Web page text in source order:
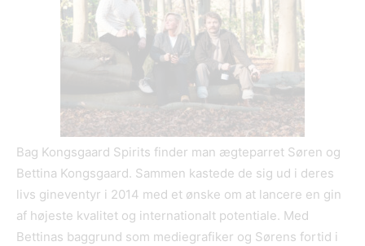
Bag Kongsgaard Spirits finder man ægteparret Søren og
Bettina Kongsgaard. Sammen kastede de sig ud i deres
livs gineventyr i 2014 med et ønske om at lancere en gin
af højeste kvalitet og internationalt potentiale. Med
Bettinas baggrund som mediegrafiker og Sørens fortid i